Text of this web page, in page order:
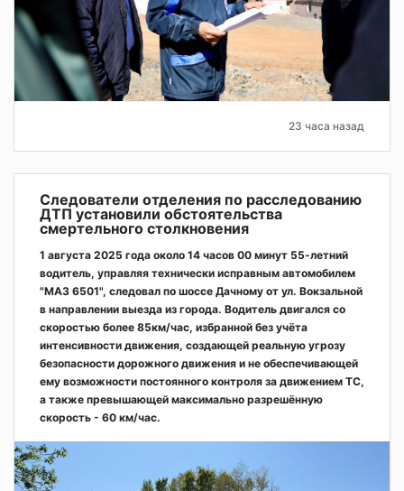
23 часа назад
Следователи отделения по расследованию
ДТП установили обстоятельства
смертельного столкновения
1 августа 2025 года около 14 часов 00 минут 55-летний
водитель, управляя технически исправным автомобилем
"МАЗ 6501", следовал по шоссе Дачному от ул. Вокзальной
в направлении выезда из города. Водитель двигался со
скоростью более 85км/час, избранной без учёта
интенсивности движения, создающей реальную угрозу
безопасности дорожного движения и не обеспечивающей
ему возможности постоянного контроля за движением ТС,
а также превышающей максимально разрешённую
скорость - 60 км/час.